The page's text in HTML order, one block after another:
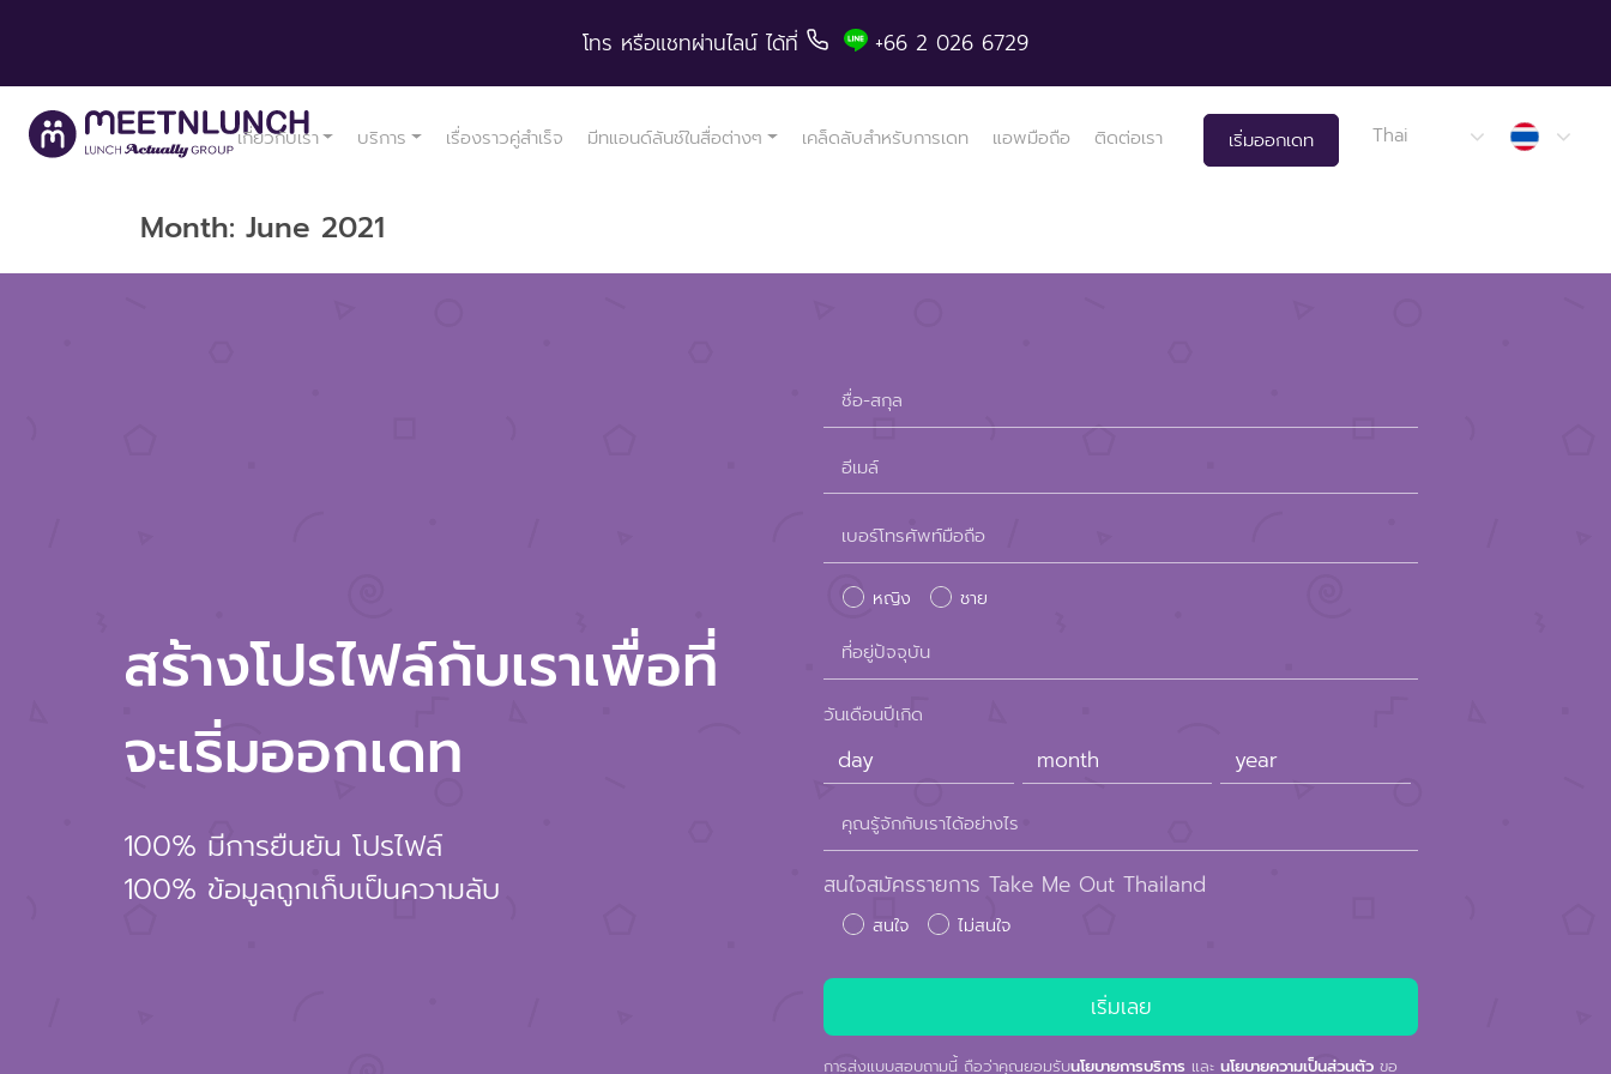
โทร หรือแชทผ่านไลน์ ได้ที่ +66 2 026 6729
เกี่ยวกับเรา บริการ เรื่องราวคู่สำเร็จ มีทแอนด์ลันช์ในสื่อต่างๆ เคล็ดลับสำหรับการเดท แอพมือถือ ติดต่อเรา เริ่มออกเดท Thai
Month: June 2021
สร้างโปรไฟล์กับเราเพื่อที่
จะเริ่มออกเดท
100% มีการยืนยัน โปรไฟล์
100% ข้อมูลถูกเก็บเป็นความลับ
ชื่อ-สกุล
อีเมล์
Please
field
empty.
เบอร์โทรศัพท์มือถือ
หญิง ชาย
ที่อยู่ปัจจุบัน
วันเดือนปีเกิด
คุณรู้จักกับเราได้อย่างไร
สนใจสมัครรายการ Take Me Out Thailand
สนใจ ไม่สนใจ
การส่งแบบสอบถามนี้ ถือว่าคุณยอมรับนโยบายการบริการ และ นโยบายความเป็นส่วนตัว ขอ